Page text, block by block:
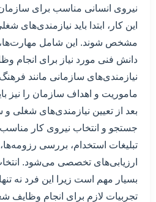
نیروی انسانی مناسب برای
این کار، ابتدا باید نیازمندی‌های
مشخص شوند. این شامل مهارت‌ها،
دانش فنی مورد نیاز برای
نیازمندی‌های سازمانی مانند
ماموریت و اهداف سازمان را نیز
بعد از تعیین نیازمندی‌های شغلی و
جستجو و انتخاب نیروی کار
تبلیغات استخدام، بررسی
ارزیابی‌های تخصصی می‌شود.
بسیار مهم است زیرا این فرد نه
تجربیات لازم برای انجام وظایف